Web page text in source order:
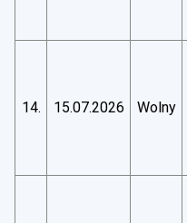
14. 15.07.2026 Wolny